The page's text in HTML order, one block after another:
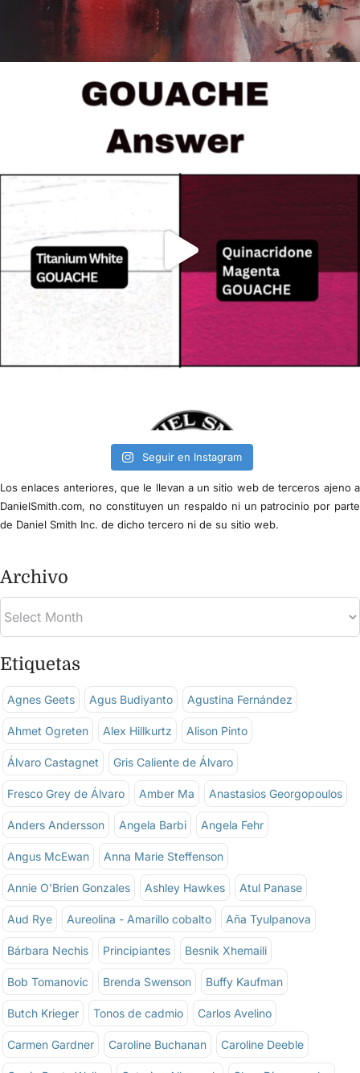
Seguir en Instagram
Los enlaces anteriores, que le llevan a un sitio web de terceros ajeno a
DanielSmith.com, no constituyen un respaldo ni un patrocinio por parte
de Daniel Smith Inc. de dicho tercero ni de su sitio web.
Archivo
Etiquetas
Agnes Geets Agus Budiyanto Agustina Fernández
Ahmet Ogreten Alex Hillkurtz Alison Pinto
Álvaro Castagnet Gris Caliente de Álvaro
Fresco Grey de Álvaro Amber Ma Anastasios Georgopoulos
Anders Andersson Angela Barbi Angela Fehr
Angus McEwan Anna Marie Steffenson
Annie O'Brien Gonzales Ashley Hawkes Atul Panase
Aud Rye Aureolina - Amarillo cobalto Aña Tyulpanova
Bárbara Nechis Principiantes Besnik Xhemaili
Bob Tomanovic Brenda Swenson Buffy Kaufman
Butch Krieger Tonos de cadmio Carlos Avelino
Carmen Gardner Caroline Buchanan Caroline Deeble